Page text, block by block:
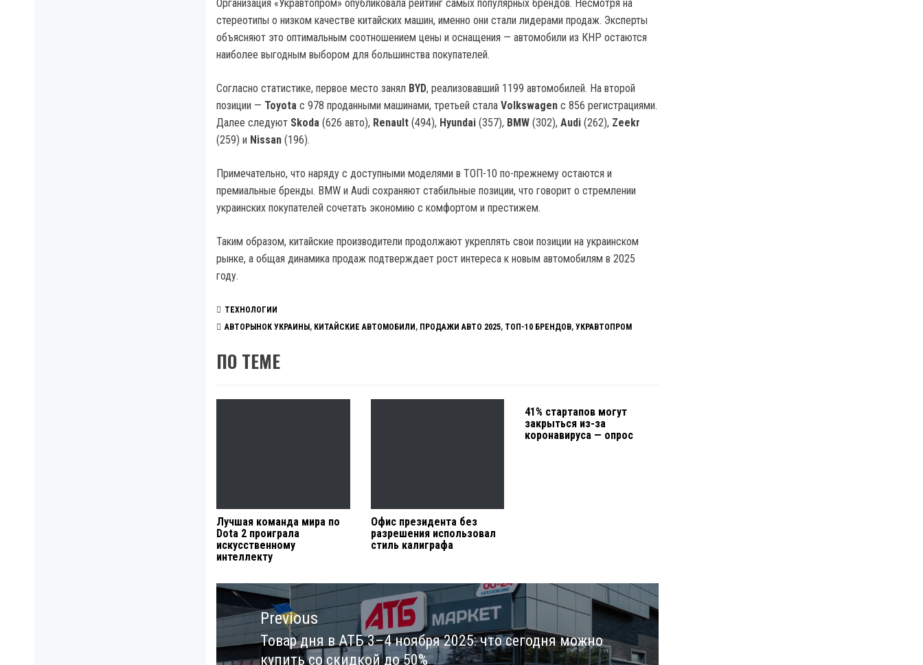
Организация «Укравтопром» опубликовала рейтинг самых популярных брендов. Несмотря на
стереотипы о низком качестве китайских машин, именно они стали лидерами продаж. Эксперты
объясняют это оптимальным соотношением цены и оснащения — автомобили из КНР остаются
наиболее выгодным выбором для большинства покупателей.
Согласно статистике, первое место занял BYD, реализовавший 1199 автомобилей. На второй
позиции — Toyota с 978 проданными машинами, третьей стала Volkswagen с 856 регистрациями.
Далее следуют Skoda (626 авто), Renault (494), Hyundai (357), BMW (302), Audi (262), Zeekr
(259) и Nissan (196).
Примечательно, что наряду с доступными моделями в ТОП-10 по-прежнему остаются и
премиальные бренды. BMW и Audi сохраняют стабильные позиции, что говорит о стремлении
украинских покупателей сочетать экономию с комфортом и престижем.
Таким образом, китайские производители продолжают укреплять свои позиции на украинском
рынке, а общая динамика продаж подтверждает рост интереса к новым автомобилям в 2025
году.
ТЕХНОЛОГИИ
АВТОРЫНОК УКРАИНЫ , КИТАЙСКИЕ АВТОМОБИЛИ , ПРОДАЖИ АВТО 2025, ТОП-10 БРЕНДОВ, УКРАВТОПРОМ
ПО ТЕМЕ
Лучшая команда мира по
Dota 2 проиграла
искусственному
интеллекту
Офис президента без
разрешения использовал
стиль калиграфа
41% стартапов могут
закрыться из-за
коронавируса — опрос
Навигация
по
записямPrevious
Previous
Товар дня в АТБ 3–4 ноября 2025: что сегодня можно
купить со скидкой до 50%